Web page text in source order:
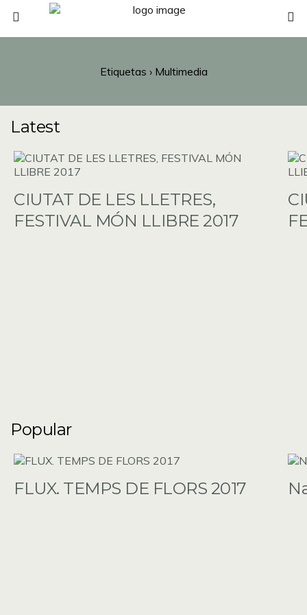
Etiquetas › Multimedia
Latest
CIUTAT DE LES LLETRES,
FESTIVAL MÓN LLIBRE 2017
Popular
FLUX. TEMPS DE FLORS 2017